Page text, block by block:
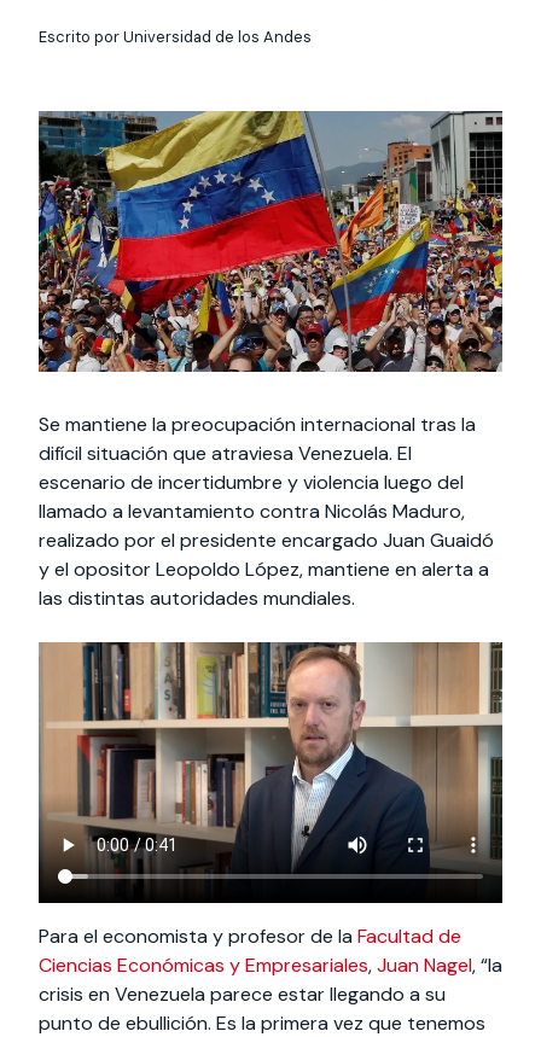
cursos
Te puede
interesar:
International
students
Facultades
sociedad
Te puede interesar:Filantropía y Donaciones
intercambio
Te puede
interesar:
Explora el campus
Uandes
Noticias
estudiantiles
Escrito por Universidad de los Andes
Se mantiene la preocupación internacional tras la
difícil situación que atraviesa Venezuela. El
escenario de incertidumbre y violencia luego del
llamado a levantamiento contra Nicolás Maduro,
realizado por el presidente encargado Juan Guaidó
y el opositor Leopoldo López, mantiene en alerta a
las distintas autoridades mundiales.
Para el economista y profesor de la Facultad de
Ciencias Económicas y Empresariales,Juan Nagel, “la
crisis en Venezuela parece estar llegando a su
punto de ebullición. Es la primera vez que tenemos